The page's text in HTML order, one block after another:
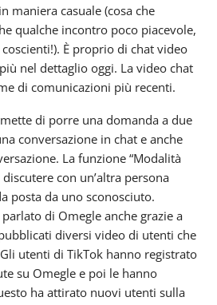
maniera casuale (cosa che
qualche incontro poco piacevole,
È proprio di chat video
nel dettaglio oggi. La video chat
di comunicazioni più recenti.
di porre una domanda a due
conversazione in chat e anche
La funzione “Modalità
con un’altra persona
posta da uno sconosciuto.
di Omegle anche grazie a
diversi video di utenti che
utenti di TikTok hanno registrato
su Omegle e poi le hanno
ha attirato nuovi utenti sulla